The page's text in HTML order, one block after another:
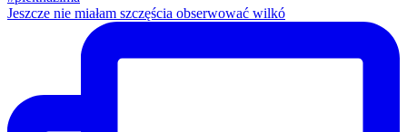
Jeszcze nie miałam szczęścia obserwować wilkó